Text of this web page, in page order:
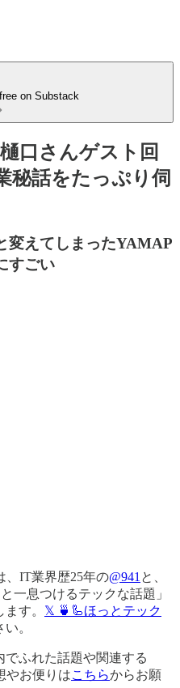
on Substack
口さんゲスト回
秘話をたっぷり伺
変えてしまったYAMAP
すごい
、IT業界歴25年の@941 と、
一息つけるテックな話題」
す。 𝕏 🍵🦾ほっとテック
。
でふれた話題や関連する
やお便りはこちらからお願